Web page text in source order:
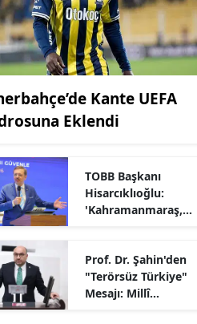
Kante UEFA
Eklendi
TOBB Başkanı
Hisarcıklıoğlu:
'Kahramanmaraş,
Şehirlerinden
Birisidir'
Prof. Dr. Şahin'den
"Terörsüz Türkiye"
Mesajı: Millî